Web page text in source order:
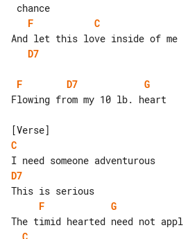
F
C
D7
F D7 G
Flowing from my 10 lb. heart
C
D7
F
G